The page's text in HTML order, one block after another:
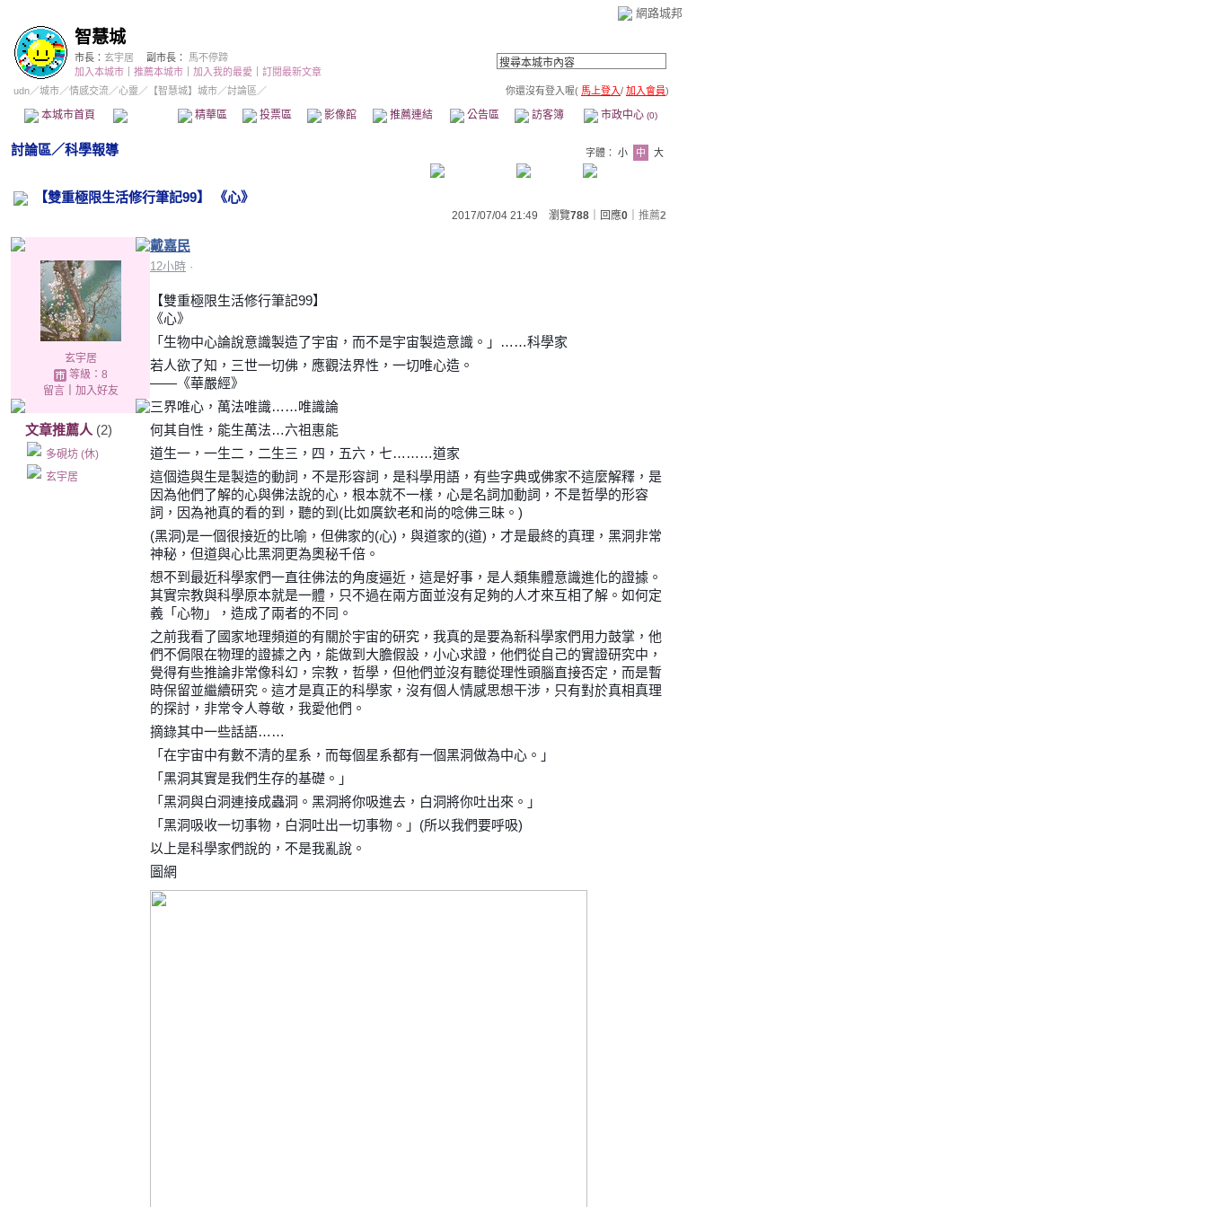
網路城邦
智慧城
市長： 玄宇居 副市長：
馬不停蹄
加入本城市
推薦本城市 加入我的最愛
訂閱最新文章
udn／城市／情感交流／心靈 ／ 【智慧城】城市／討論區／ 你還沒有登入喔( 馬上登入/ 加入會員)
本城市首頁 精華區 投票區 影像館 推薦連結 公告區 訪客簿 市政中心 (0)
討論區／科學報導 字體： 小 中 大
【雙重極限生活修行筆記99】 《心》
2017/07/04 21:49 瀏覽788 ｜回應0 推薦2
玄宇居
等級：8
留言｜ 加入好友
文章推薦人 (2)
多硯坊 (休)
玄宇居
戴嘉民
12小時 ·
【雙重極限生活修行筆記99】
《心》
「生物中心論說意識製造了宇宙，而不是宇宙製造意識。」……科學家
若人欲了知，三世一切佛，應觀法界性，一切唯心造。
——《華嚴經》
三界唯心，萬法唯識……唯識論
何其自性，能生萬法…六祖惠能
道生一，一生二，二生三，四，五六，七………道家
這個造與生是製造的動詞，不是形容詞，是科學用語，有些字典或佛家不這麼解釋，是
因為他們了解的心與佛法說的心，根本就不一樣，心是名詞加動詞，不是哲學的形容
詞，因為祂真的看的到，聽的到(比如廣欽老和尚的唸佛三昧。)
(黑洞)是一個很接近的比喻，但佛家的(心)，與道家的(道)，才是最終的真理，黑洞非常
神秘，但道與心比黑洞更為奧秘千倍。
想不到最近科學家們一直往佛法的角度逼近，這是好事，是人類集體意識進化的證據。
其實宗教與科學原本就是一體，只不過在兩方面並沒有足夠的人才來互相了解。如何定
義「心物」，造成了兩者的不同。
之前我看了國家地理頻道的有關於宇宙的研究，我真的是要為新科學家們用力鼓掌，他
們不侷限在物理的證據之內，能做到大膽假設，小心求證，他們從自己的實證研究中，
覺得有些推論非常像科幻，宗教，哲學，但他們並沒有聽從理性頭腦直接否定，而是暫
時保留並繼續研究。這才是真正的科學家，沒有個人情感思想干涉，只有對於真相真理
的探討，非常令人尊敬，我愛他們。
摘錄其中一些話語……
「在宇宙中有數不清的星系，而每個星系都有一個黑洞做為中心。」
「黑洞其實是我們生存的基礎。」
「黑洞與白洞連接成蟲洞。黑洞將你吸進去，白洞將你吐出來。」
「黑洞吸收一切事物，白洞吐出一切事物。」(所以我們要呼吸)
以上是科學家們說的，不是我亂說。
圖網